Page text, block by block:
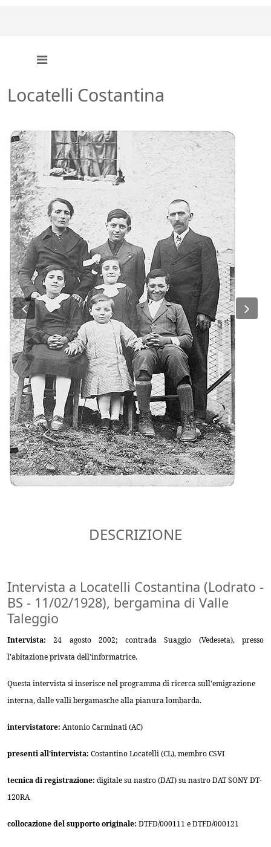
Locatelli Costantina
Previous
DESCRIZIONE
Intervista a Locatelli Costantina (Lodrato -
BS - 11/02/1928), bergamina di Valle
Taleggio
Intervista:24 agosto 2002; contrada Suaggio (Vedeseta), presso
l'abitazione privata dell'informatrice.
Questa intervista si inserisce nel programma di ricerca sull'emigrazione
interna, dalle valli bergamasche alla pianura lombarda.
intervistatore: Antonio Carminati (AC)
presenti all'intervista: Costantino Locatelli (CL), membro CSVI
tecnica di registrazione: digitale su nastro (DAT) su nastro DAT SONY DT-
120RA
collocazione del supporto originale: DTFD/000111 e DTFD/000121